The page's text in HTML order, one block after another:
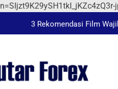
3 Rekomendasi Film
Jangan Salah Pilih,